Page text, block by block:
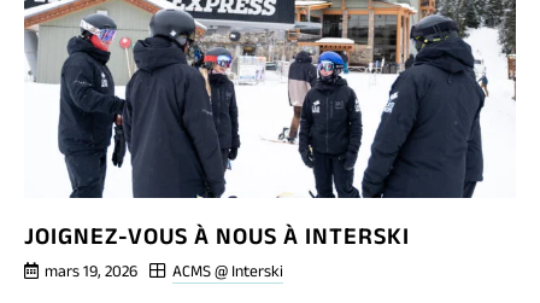
DES
PROGRAMMES
INTERNATIONAUX
JOIGNEZ-VOUS À NOUS À INTERSKI
mars 19, 2026 ACMS @ Interski